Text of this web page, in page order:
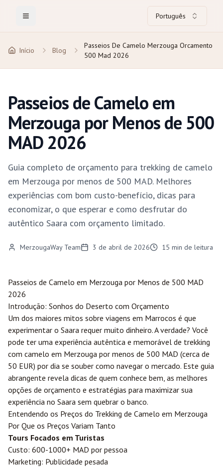
Toggle Menu Português
Início Blog
Passeios De Camelo Merzouga Orcamento
500 Mad 2026
Passeios de Camelo em
Merzouga por Menos de 500
MAD 2026
Guia completo de orçamento para trekking de camelo
em Merzouga por menos de 500 MAD. Melhores
experiências com bom custo-benefício, dicas para
economizar, o que esperar e como desfrutar do
autêntico Saara com orçamento limitado.
MerzougaWay Team 3 de abril de 2026 15 min de leitura
Passeios de Camelo em Merzouga por Menos de 500 MAD
2026
Introdução: Sonhos do Deserto com Orçamento
Um dos maiores mitos sobre viagens em Marrocos é que
experimentar o Saara requer muito dinheiro. A verdade? Você
pode ter uma experiência autêntica e memorável de trekking
com camelo em Merzouga por menos de 500 MAD (cerca de
50 EUR) por dia se souber como navegar o mercado. Este guia
abrangente revela dicas de quem conhece bem, as melhores
opções de orçamento e estratégias para maximizar sua
experiência no Saara sem quebrar o banco.
Entendendo os Preços do Trekking de Camelo em Merzouga
Por Que os Preços Variam Tanto
Tours Focados em Turistas
Custo: 600-1000+ MAD por pessoa
Marketing: Publicidade pesada